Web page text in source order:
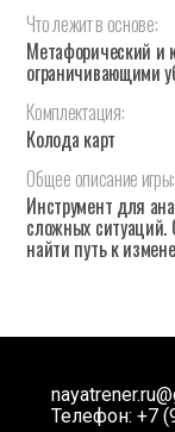
Чтолежитв основе:
Метафорический и
ограничивающими
Комплектация:
Колода карт
Общее описание игры:
Инструмент для
сложных ситуаций.
найти путь к
Телефон: +7